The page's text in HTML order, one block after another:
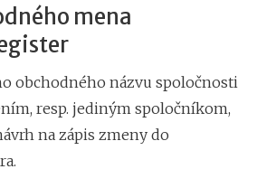
mena
obchodného názvu spoločnosti
resp. jediným spoločníkom,
na zápis zmeny do